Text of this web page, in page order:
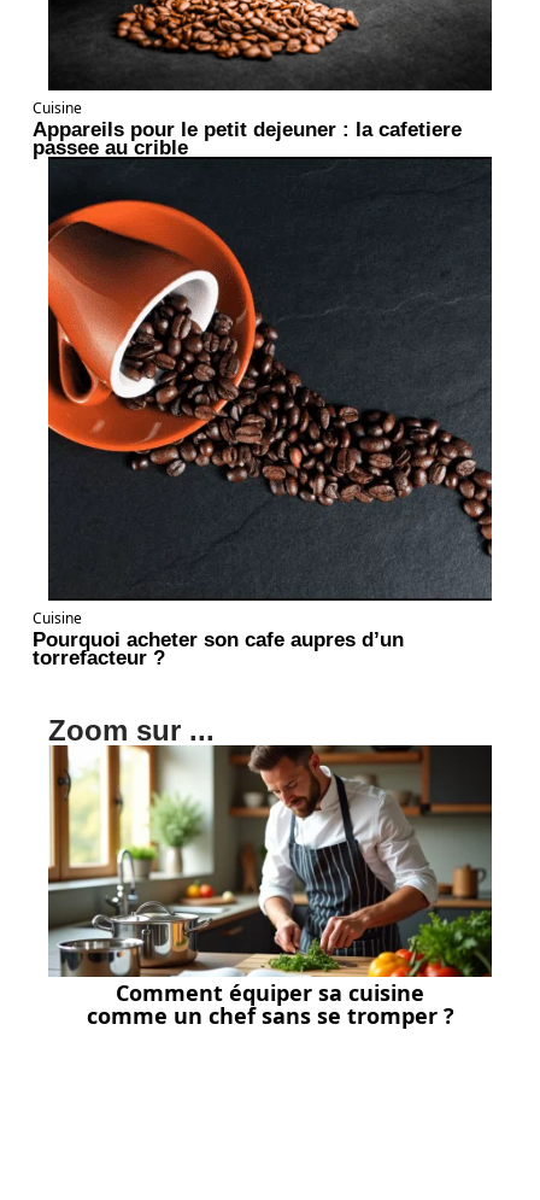
Cuisine
Appareils pour le petit dejeuner : la cafetiere
passee au crible
Cuisine
Pourquoi acheter son cafe aupres d’un
torrefacteur ?
Zoom sur ...
Comment équiper sa cuisine
comme un chef sans se tromper ?